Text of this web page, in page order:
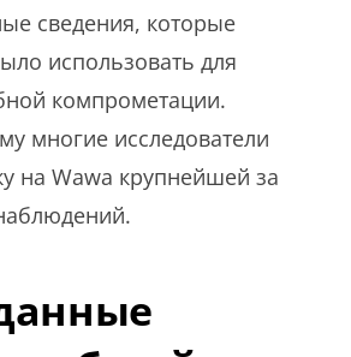
сведения, которые
использовать для
компрометации.
многие исследователи
на Wawa крупнейшей за